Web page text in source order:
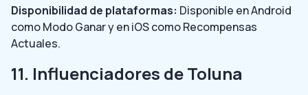
Disponibilidad de plataformas: Disponible en Android
como Modo Ganar y en iOS como Recompensas
Actuales.
11. Influenciadores de Toluna